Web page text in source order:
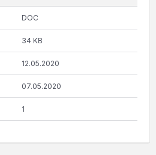
DOC
34 KB
12.05.2020
07.05.2020
1